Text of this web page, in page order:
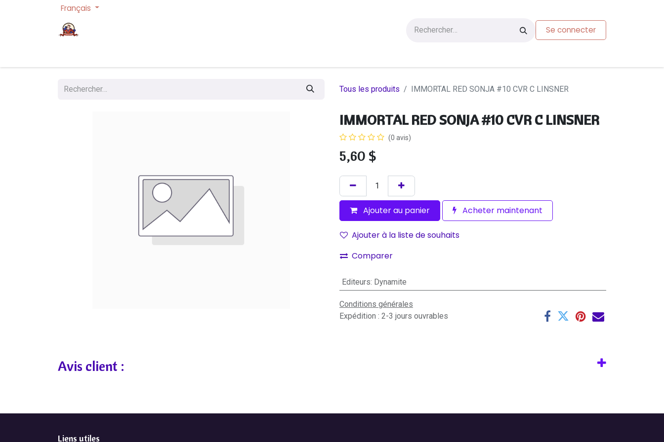
Français
Se connecter
Tous les produits IMMORTAL RED SONJA #10 CVR C LINSNER
IMMORTAL RED SONJA #10 CVR C LINSNER
(0 avis)
5,60 $
Ajouter au panier Acheter maintenant
Ajouter à la liste de souhaits
Comparer
Editeurs: Dynamite
Conditions générales
Expédition : 2-3 jours ouvrables
Avis client :
Liens utiles